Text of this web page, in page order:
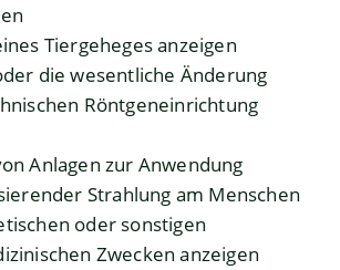
Tiergeheges anzeigen
die wesentliche Änderung
Röntgeneinrichtung
Anlagen zur Anwendung
Strahlung am Menschen
oder sonstigen
Zwecken anzeigen